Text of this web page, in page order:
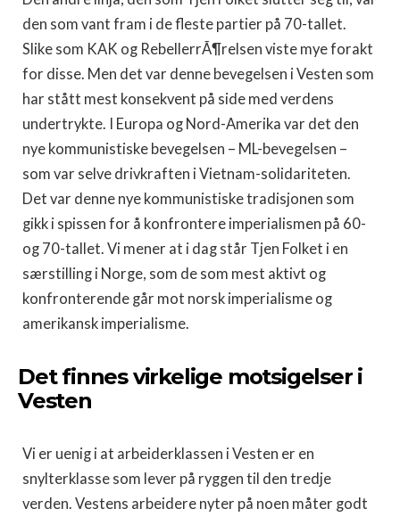
den som vant fram i de fleste partier på 70-tallet.
Slike som KAK og RebellerrÃ¶relsen viste mye forakt
for disse. Men det var denne bevegelsen i Vesten som
har stått mest konsekvent på side med verdens
undertrykte. I Europa og Nord-Amerika var det den
nye kommunistiske bevegelsen – ML-bevegelsen –
som var selve drivkraften i Vietnam-solidariteten.
Det var denne nye kommunistiske tradisjonen som
gikk i spissen for å konfrontere imperialismen på 60-
og 70-tallet. Vi mener at i dag står Tjen Folket i en
særstilling i Norge, som de som mest aktivt og
konfronterende går mot norsk imperialisme og
amerikansk imperialisme.
Det finnes virkelige motsigelser i
Vesten
Vi er uenig i at arbeiderklassen i Vesten er en
snylterklasse som lever på ryggen til den tredje
verden. Vestens arbeidere nyter på noen måter godt